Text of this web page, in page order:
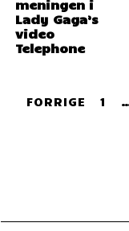
meningen i
Lady Gaga’s
video
Telephone
FORRIGE 1